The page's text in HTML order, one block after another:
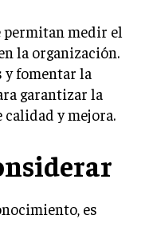
permitan medir el
la organización.
y fomentar la
garantizar la
y mejora.
es